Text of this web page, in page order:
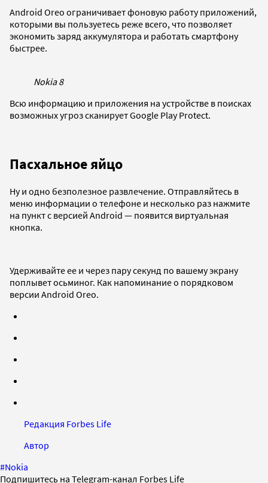
Android Oreo ограничивает фоновую работу приложений,
которыми вы пользуетесь реже всего, что позволяет
экономить заряд аккумулятора и работать смартфону
быстрее.
Nokia 8
Всю информацию и приложения на устройстве в поисках
возможных угроз сканирует Google Play Protect.
Пасхальное яйцо
Ну и одно безполезное развлечение. Отправляйтесь в
меню информации о телефоне и несколько раз нажмите
на пункт с версией Android — появится виртуальная
кнопка.
Удерживайте ее и через пару секунд по вашему экрану
поплывет осьминог. Как напоминание о порядковом
версии Android Oreo.
Редакция Forbes Life
Автор
#Nokia
Подпишитесь на Telegram-канал Forbes Life